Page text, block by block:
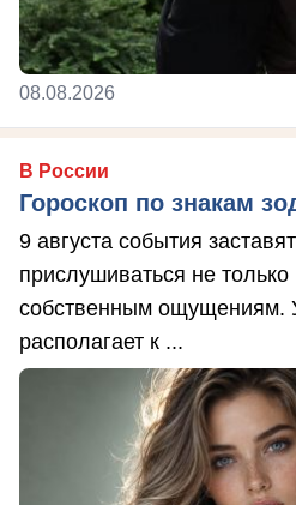
08.08.2026
В России
Гороскоп по знакам
9 августа события
прислушиваться не только
собственным
располагает к ...